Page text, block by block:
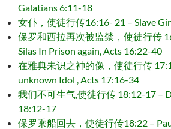
Galatians 6:11-18
女仆，使徒行传16:16- 21 – Slave
保罗和西拉再次被监禁，使徒行传
Silas In Prison again, Acts 16:22-40
在雅典未识之神的像，使徒行传
unknown Idol , Acts 17:16-34
我们不可生气,使徒行传 18:12-17 –
18:12-17
保罗乘船回去，使徒行传18:22 –